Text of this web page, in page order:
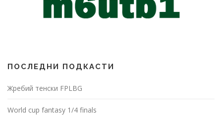
ПОСЛЕДНИ ПОДКАСТИ
Жребий тенски FPLBG
World cup fantasy 1/4 finals